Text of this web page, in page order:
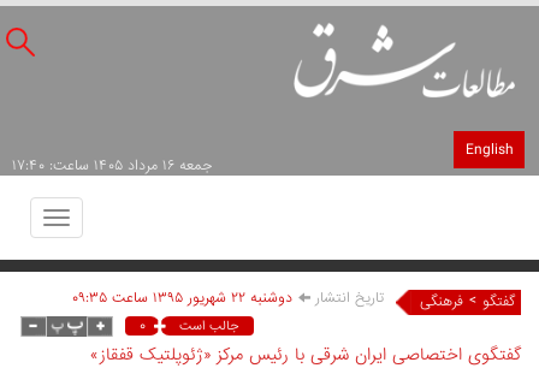
English
جمعه ۱۶ مرداد ۱۴۰۵ ساعت: ۱۷:۴۰
Toggle
گفتگو > فرهنگی تاریخ انتشار دوشنبه ۲۲ شهريور ۱۳۹۵ ساعت ۰۹:۳۵
جالب است ۰
گفتگوی اختصاصی ایران شرقی با رئیس مرکز «ژئوپلتیک قفقاز»